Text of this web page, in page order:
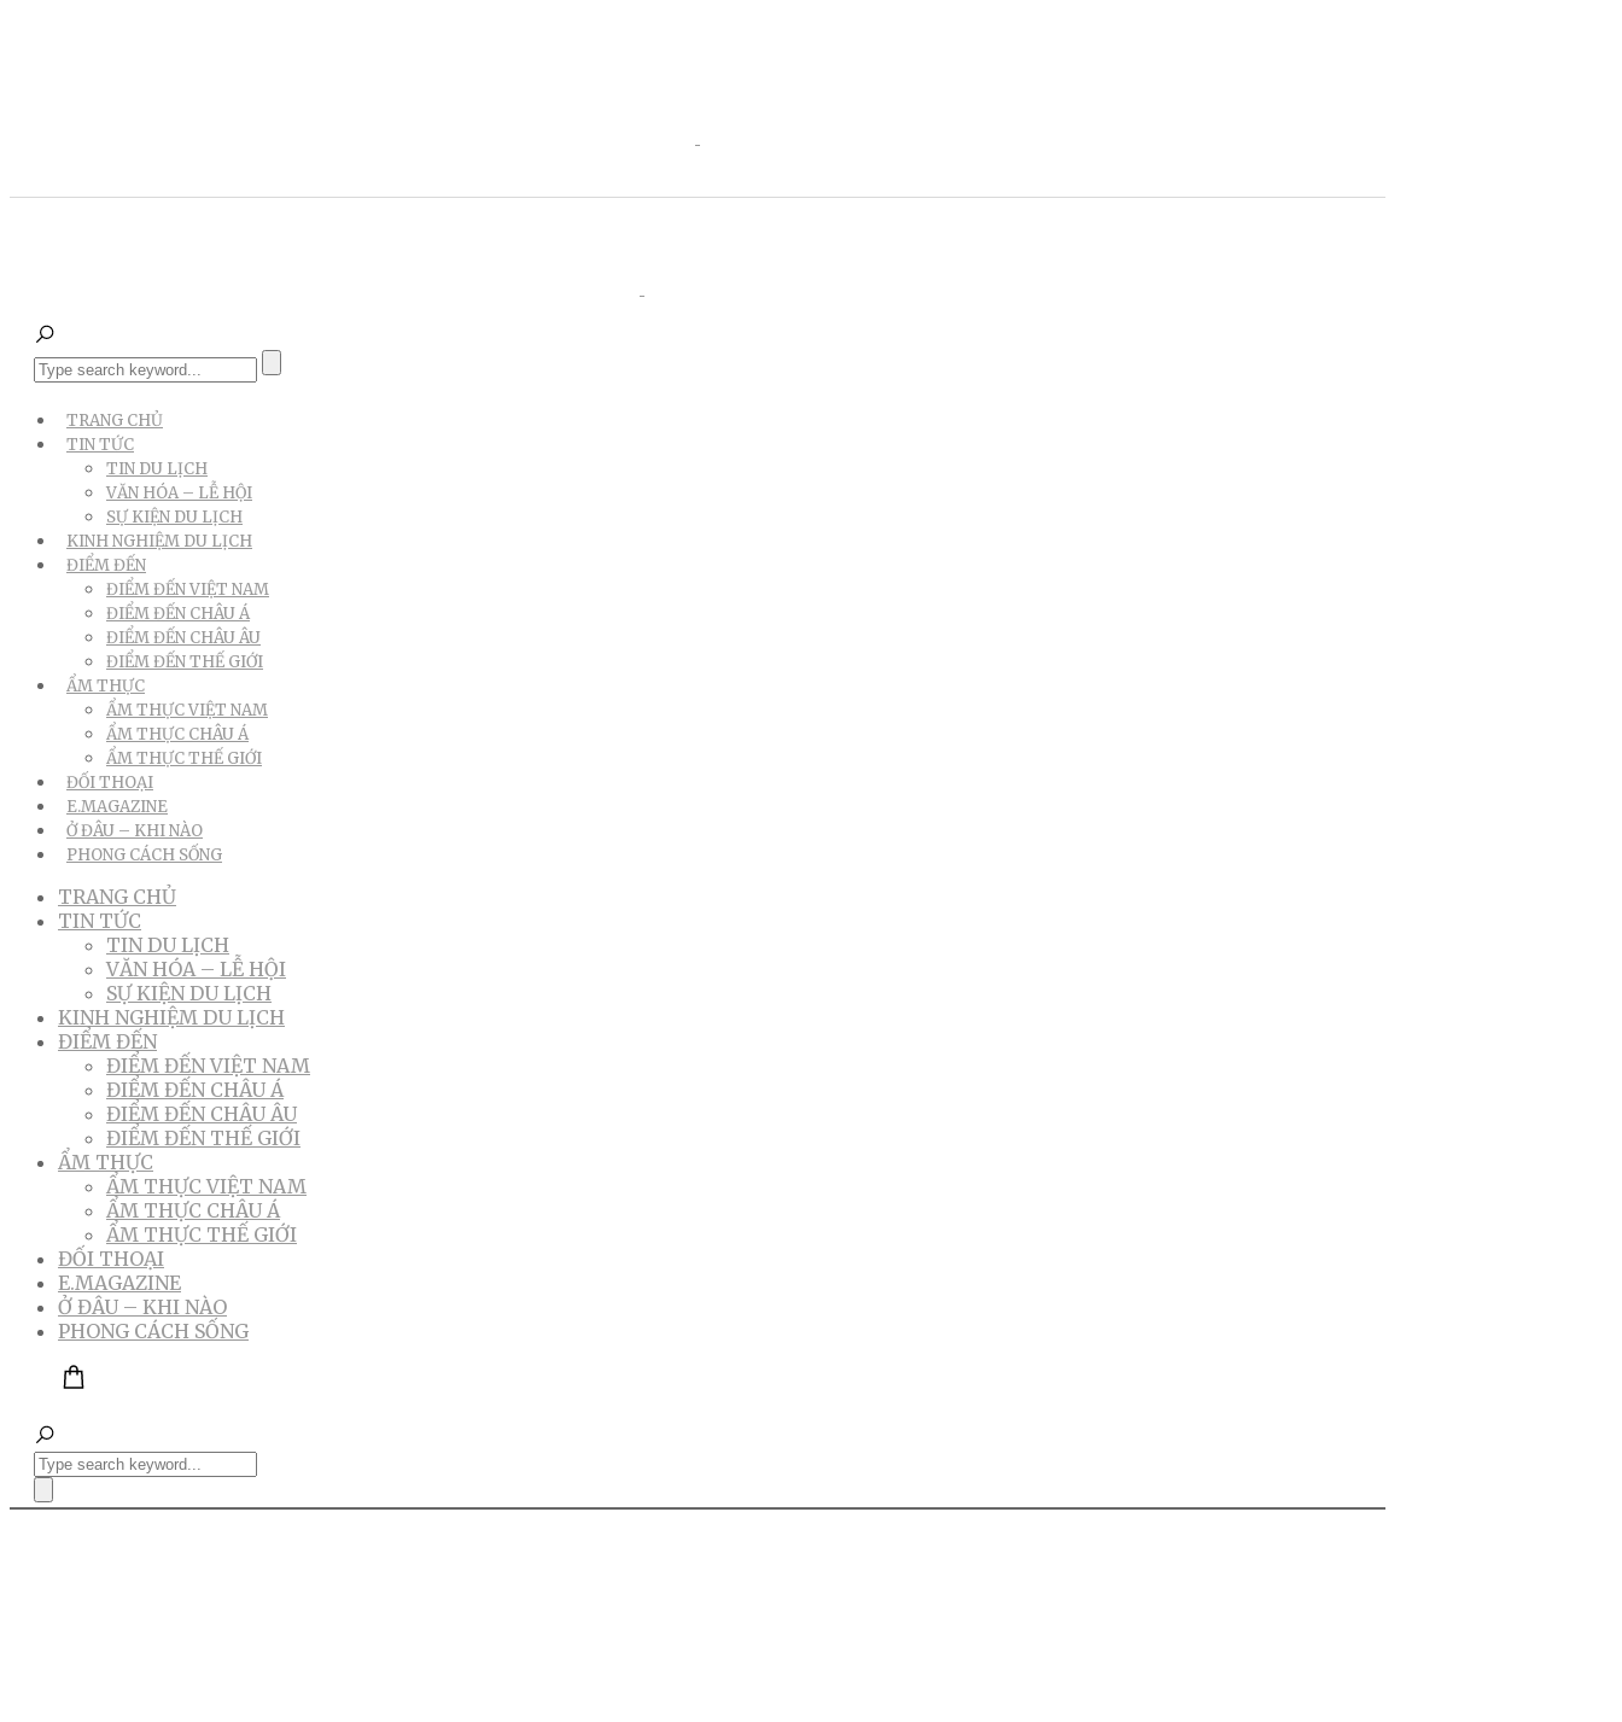
TRANG CHỦ
TIN TỨC
TIN DU LỊCH
VĂN HÓA – LỄ HỘI
SỰ KIỆN DU LỊCH
KINH NGHIỆM DU LỊCH
ĐIỂM ĐẾN
ĐIỂM ĐẾN VIỆT NAM
ĐIỂM ĐẾN CHÂU Á
ĐIỂM ĐẾN CHÂU ÂU
ĐIỂM ĐẾN THẾ GIỚI
ẨM THỰC
ẨM THỰC VIỆT NAM
ẨM THỰC CHÂU Á
ẨM THỰC THẾ GIỚI
ĐỐI THOẠI
E.MAGAZINE
Ở ĐÂU – KHI NÀO
PHONG CÁCH SỐNG
TRANG CHỦ
TIN TỨC
TIN DU LỊCH
VĂN HÓA – LỄ HỘI
SỰ KIỆN DU LỊCH
KINH NGHIỆM DU LỊCH
ĐIỂM ĐẾN
ĐIỂM ĐẾN VIỆT NAM
ĐIỂM ĐẾN CHÂU Á
ĐIỂM ĐẾN CHÂU ÂU
ĐIỂM ĐẾN THẾ GIỚI
ẨM THỰC
ẨM THỰC VIỆT NAM
ẨM THỰC CHÂU Á
ẨM THỰC THẾ GIỚI
ĐỐI THOẠI
E.MAGAZINE
Ở ĐÂU – KHI NÀO
PHONG CÁCH SỐNG